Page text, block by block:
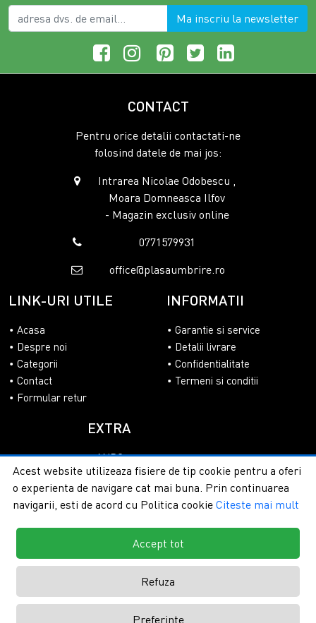
Ma inscriu la newsletter
CONTACT
Pentru orice detalii contactati-ne
folosind datele de mai jos:
Intrarea Nicolae Odobescu ,
Moara Domneasca Ilfov
- Magazin exclusiv online
0771579931
office@plasaumbrire.ro
LINK-URI UTILE
Acasa
Despre noi
Categorii
Contact
Formular retur
INFORMATII
Garantie si service
Detalii livrare
Confidentialitate
Termeni si conditii
EXTRA
ANPC
SOL
Copyright © 2026 - PlasaUmbrire.ro | Toate drepturile
rezervate.Creare magazine online by ITeXclusiv.ro
Acest website utilizeaza fisiere de tip cookie pentru a oferi
o experienta de navigare cat mai buna. Prin continuarea
navigarii, esti de acord cu Politica cookie Citeste mai mult
Accept tot
Refuza
Preferinte